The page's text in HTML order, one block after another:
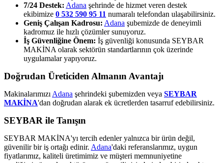
7/24 Destek: Adana şehrinde de hizmet veren destek
ekibimize 0 532 590 95 11 numaralı telefondan ulaşabilirsiniz.
Geniş Çalışan Kadrosu: Adana şubemizde de deneyimli
kadromuz ile hızlı çözümler sunuyoruz.
İş Güvenliğine Önem: İş güvenliği konusunda SEYBAR
MAKİNA olarak sektörün standartlarının çok üzerinde
uygulamalar yapıyoruz.
Doğrudan Üreticiden Almanın Avantajı
Makinalarımızı Adana şehrindeki şubemizden veya SEYBAR
MAKİNA'dan doğrudan alarak ek ücretlerden tasarruf edebilirsiniz.
SEYBAR ile Tanışın
SEYBAR MAKİNA'yı tercih edenler yalnızca bir ürün değil,
güvenilir bir iş ortağı edinir. Adana'daki referanslarımız, uygun
fiyatlarımız, kaliteli üretimimiz ve müşteri memnuniyetine